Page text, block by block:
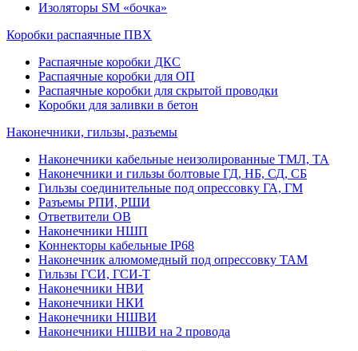
Изоляторы SM «бочка»
Коробки распаячные ПВХ
Распаячные коробки ДКС
Распаячные коробки для ОП
Распаячные коробки для скрытой проводки
Коробки для заливки в бетон
Наконечники, гильзы, разъемы
Наконечники кабельные неизолированные ТМЛ, ТА
Наконечники и гильзы болтовые ГД, НБ, СД, СБ
Гильзы соединительные под опрессовку ГА, ГМ
Разъемы РПИ, РШИ
Ответвители ОВ
Наконечники НШП
Коннекторы кабельные IP68
Наконечник алюмомедный под опрессовку ТАМ
Гильзы ГСИ, ГСИ-Т
Наконечники НВИ
Наконечники НКИ
Наконечники НШВИ
Наконечники НШВИ на 2 провода